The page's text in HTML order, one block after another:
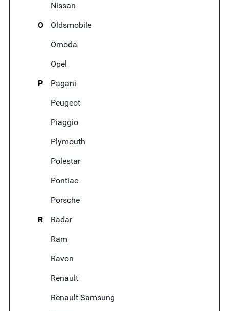
Nissan
O
Oldsmobile
Omoda
Opel
P
Pagani
Peugeot
Piaggio
Plymouth
Polestar
Pontiac
Porsche
R
Radar
Ram
Ravon
Renault
Renault Samsung